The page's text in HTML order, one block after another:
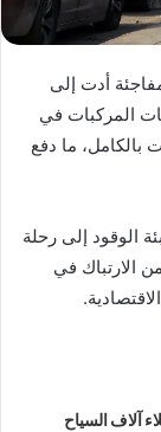
أدت إلى
المركبات في
ما دفع
الوقود إلى رحلة
الارتباك في
آلاف السياح